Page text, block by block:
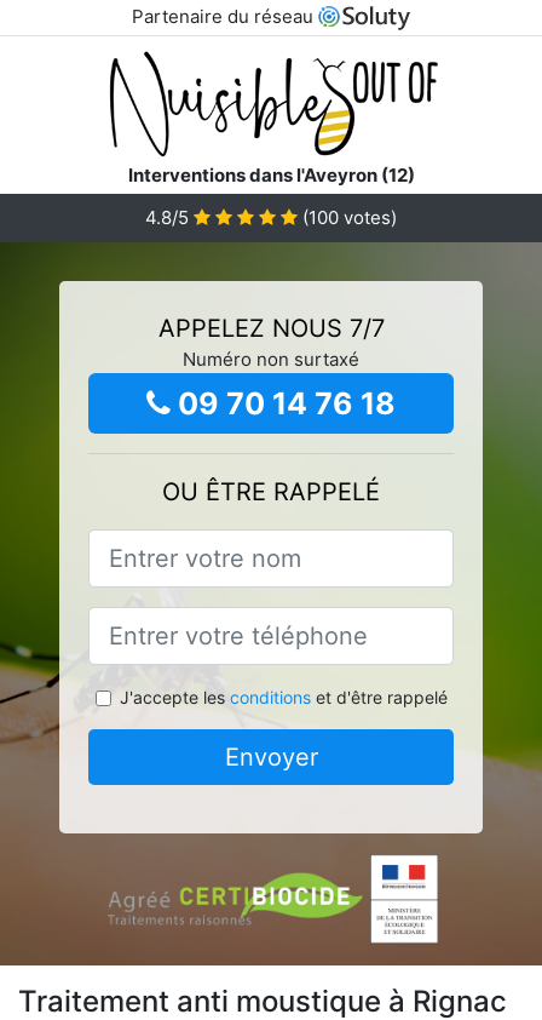
Partenaire du réseau
Interventions dans l'Aveyron (12)
4.8/5
(100 votes)
APPELEZ NOUS 7/7
Numéro non surtaxé
09 70 14 76 18
OU ÊTRE RAPPELÉ
J'accepte les conditionset d'être rappelé
Envoyer
Traitement anti moustique à Rignac